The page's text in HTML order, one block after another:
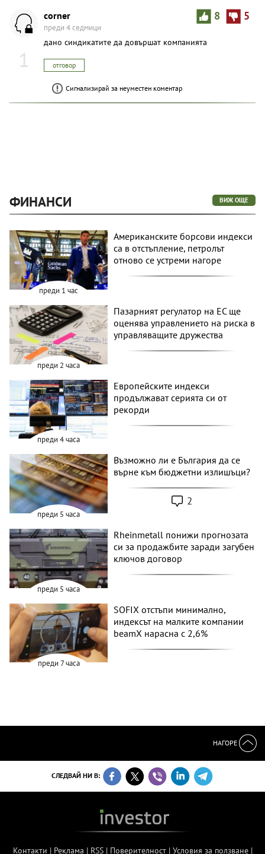
1
8 5
corner
преди 4 седмици
дано синдикатите да довършат компанията
отговор
Сигнализирай за неуместен коментар
ФИНАНСИ ВИЖ ОЩЕ
преди 1 час
Американските борсови индекси
са в отстъпление, петролът
отново се устреми нагоре
преди 2 часа
Пазарният регулатор на ЕС ще
оценява управлението на риска в
управляващите дружества
преди 4 часа
Европейските индекси
продължават серията си от
рекорди
преди 5 часа
Възможно ли е България да се
върне към бюджетни излишъци?
2
преди 5 часа
Rheinmetall понижи прогнозата
си за продажбите заради загубен
ключов договор
преди 7 часа
SOFIX отстъпи минимално,
индексът на малките компании
beamX нарасна с 2,6%
НАГОРЕ
СЛЕДВАЙ НИ В:
Контакти | Реклама | RSS| Поверителност| Условия за ползване|